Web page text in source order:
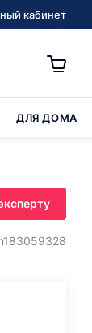
кабинет
ДЛЯ ДОМА